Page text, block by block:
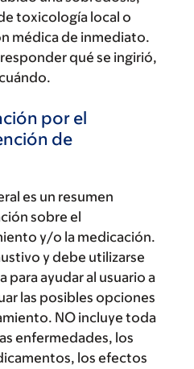
toxicología local o
médica de inmediato.
qué se ingirió,
por el
de
es un resumen
sobre el
y/o la medicación.
y debe utilizarse
para ayudar al usuario a
las posibles opciones
NO incluye toda
enfermedades, los
los efectos